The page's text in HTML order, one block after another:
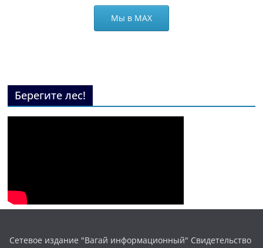
Мы в МАХ
Берегите лес!
Сетевое издание "Вагай информационный" Свидетельство